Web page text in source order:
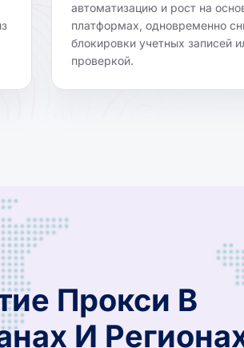
автоматизацию и рост на
платформах, одновременно
блокировки учетных записей
проверкой.
Прокси В
И